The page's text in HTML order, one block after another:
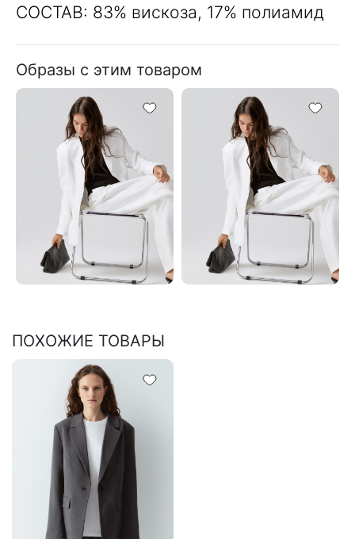
СОСТАВ: 83% вискоза, 17% полиамид
Образы с этим товаром
ПОХОЖИЕ ТОВАРЫ